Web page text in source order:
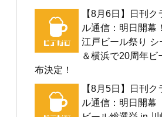
【8月6日】日刊ク
ル通信：明日開幕
江戸ビール祭り シ
＆横浜で20周年ビ
布決定！
【8月5日】日刊ク
ル通信：明日開幕